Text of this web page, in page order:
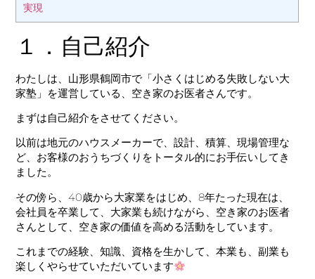
実現
１．自己紹介
わたしは、山形県鶴岡市で「小さくはじめる失敗しない大
家塾」を運営している、空き家のお医者さんです。
まずは自己紹介をさせてください。
以前は地元のハウスメーカーで、設計、積算、現場管理な
ど、お客様のおうちづくりをトータル的にお手伝いしてき
ました。
その傍ら、40歳から大家業をはじめ、8年たった現在は、
会社員を卒業して、大家業も続けながら、空き家のお医者
さんとして、空き家の価値を高める活動をしています。
これまでの経験、知識、資格を生かして、本業も、副業も
楽しくやらせていただいています